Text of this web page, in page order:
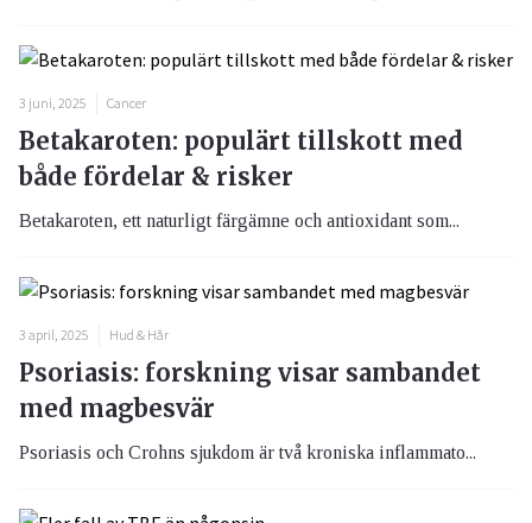
3 juni, 2025 Cancer
Betakaroten: populärt tillskott med
både fördelar & risker
Betakaroten, ett naturligt färgämne och antioxidant som...
3 april, 2025 Hud & Hår
Psoriasis: forskning visar sambandet
med magbesvär
Psoriasis och Crohns sjukdom är två kroniska inflammato...